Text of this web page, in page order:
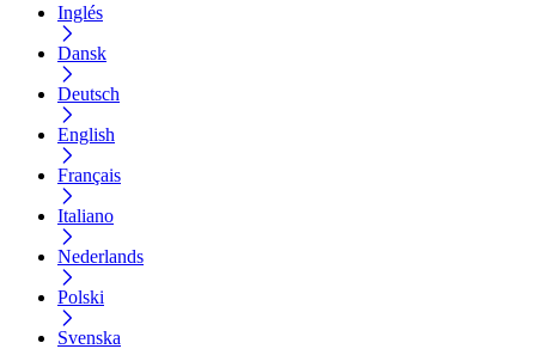
Inglés
Dansk
Deutsch
English
Français
Italiano
Nederlands
Polski
Svenska